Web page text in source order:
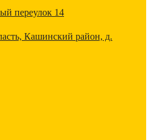
переулок 14
Кашинский район, д.